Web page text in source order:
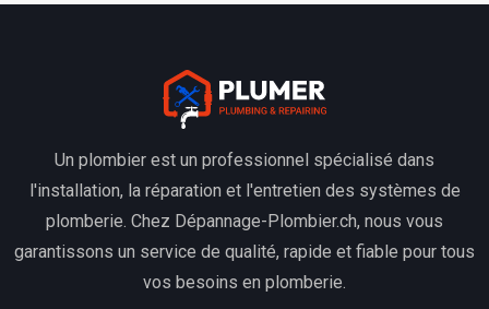
Un plombier est un professionnel spécialisé dans
l'installation, la réparation et l'entretien des systèmes de
plomberie. Chez Dépannage-Plombier.ch, nous vous
garantissons un service de qualité, rapide et fiable pour tous
vos besoins en plomberie.